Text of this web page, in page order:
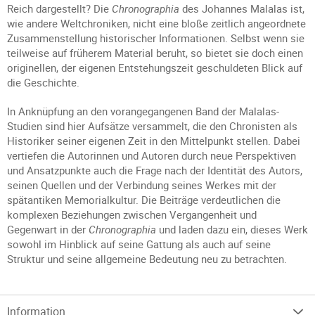
Reich dargestellt? Die Chronographia des Johannes Malalas ist,
wie andere Weltchroniken, nicht eine bloße zeitlich angeordnete
Zusammenstellung historischer Informationen. Selbst wenn sie
teilweise auf früherem Material beruht, so bietet sie doch einen
originellen, der eigenen Entstehungszeit geschuldeten Blick auf
die Geschichte.
In Anknüpfung an den vorangegangenen Band der Malalas-
Studien sind hier Aufsätze versammelt, die den Chronisten als
Historiker seiner eigenen Zeit in den Mittelpunkt stellen. Dabei
vertiefen die Autorinnen und Autoren durch neue Perspektiven
und Ansatzpunkte auch die Frage nach der Identität des Autors,
seinen Quellen und der Verbindung seines Werkes mit der
spätantiken Memorialkultur. Die Beiträge verdeutlichen die
komplexen Beziehungen zwischen Vergangenheit und
Gegenwart in der Chronographia und laden dazu ein, dieses Werk
sowohl im Hinblick auf seine Gattung als auch auf seine
Struktur und seine allgemeine Bedeutung neu zu betrachten.
Information